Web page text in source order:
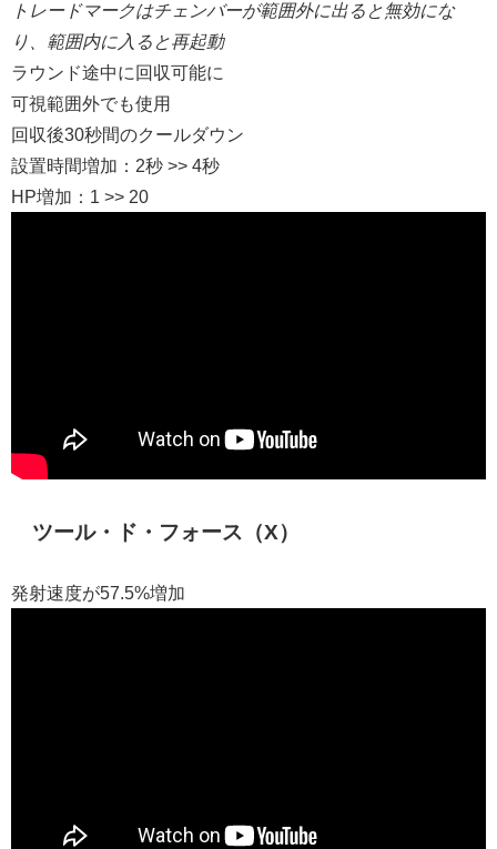
トレードマークはチェンバーが範囲外に出ると無効にな
り、範囲内に入ると再起動
ラウンド途中に回収可能に
可視範囲外でも使用
回収後30秒間のクールダウン
設置時間増加：2秒 >> 4秒
HP増加：1 >> 20
ツール・ド・フォース（X）
発射速度が57.5%増加